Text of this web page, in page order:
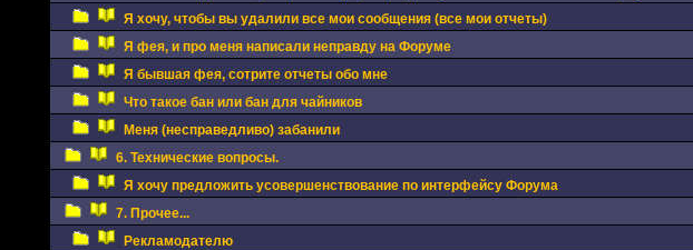
Я хочу, чтобы вы удалили все мои сообщения (все мои отчеты)
Я фея, и про меня написали неправду на Форуме
Я бывшая фея, сотрите отчеты обо мне
Что такое бан или бан для чайников
Меня (несправедливо) забанили
6. Технические вопросы.
Я хочу предложить усовершенствование по интерфейсу Форума
7. Прочее...
Рекламодателю